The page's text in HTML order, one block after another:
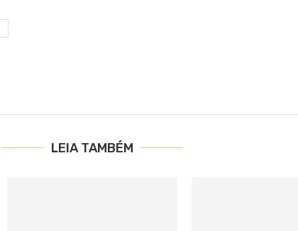
LEIA TAMBÉM